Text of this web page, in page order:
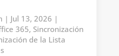
| Jul 13, 2026 |
365, Sincronización
de la Lista